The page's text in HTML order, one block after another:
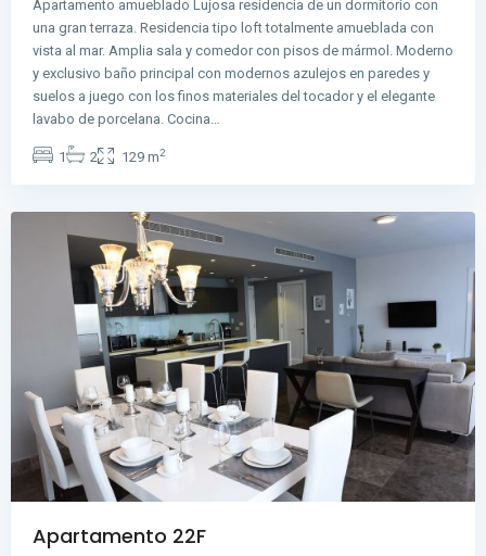
Apartamento amueblado Lujosa residencia de un dormitorio con
una gran terraza. Residencia tipo loft totalmente amueblada con
vista al mar. Amplia sala y comedor con pisos de mármol. Moderno
y exclusivo baño principal con modernos azulejos en paredes y
suelos a juego con los finos materiales del tocador y el elegante
lavabo de porcelana. Cocina…
1 2 129 m2
Avenida
Balboa ,
de
Apartamento 22F